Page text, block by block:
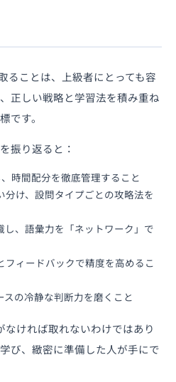
ることは、上級者にとっても容
正しい戦略と学習法を積み重ね
です。
振り返ると：
時間配分を徹底管理すること
け、設問タイプごとの攻略法を
し、語彙力を「ネットワーク」で
ィードバックで精度を高めるこ
の冷静な判断力を磨くこと
ければ取れないわけではあり
び、緻密に準備した人が手にで